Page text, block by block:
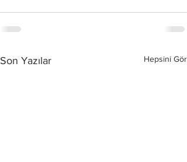
Son Yazılar Hepsini Gör